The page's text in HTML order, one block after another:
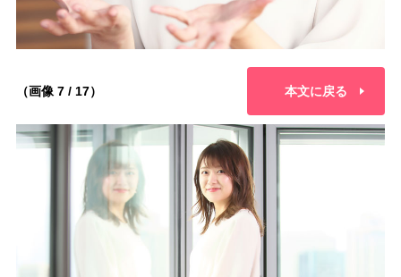
（画像 7 / 17） 本文に戻る